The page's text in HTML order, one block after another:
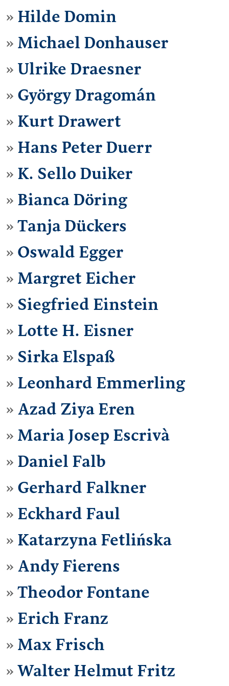
Hilde Domin
Michael Donhauser
Ulrike Draesner
György Dragomán
Kurt Drawert
Hans Peter Duerr
K. Sello Duiker
Bianca Döring
Tanja Dückers
Oswald Egger
Margret Eicher
Siegfried Einstein
Lotte H. Eisner
Sirka Elspaß
Leonhard Emmerling
Azad Ziya Eren
Maria Josep Escrivà
Daniel Falb
Gerhard Falkner
Eckhard Faul
Katarzyna Fetlińska
Andy Fierens
Theodor Fontane
Erich Franz
Max Frisch
Walter Helmut Fritz